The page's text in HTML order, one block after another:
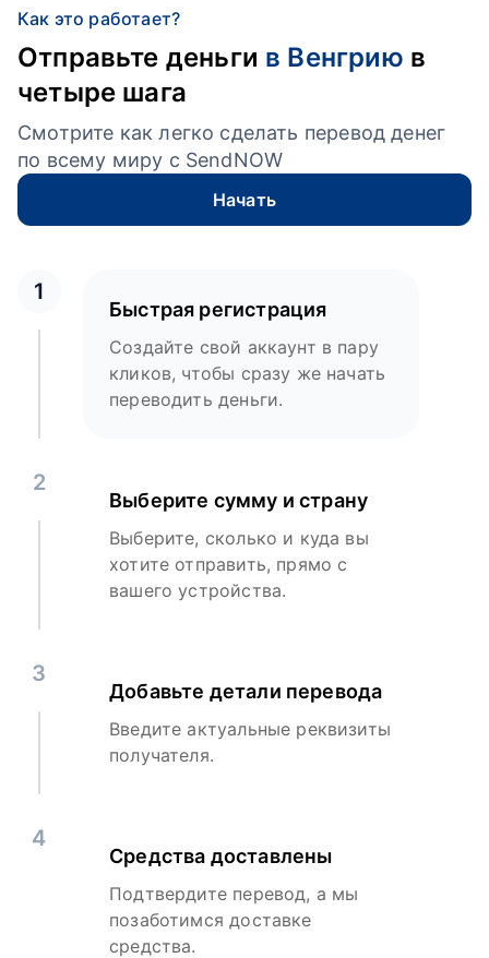
Как это работает?
Отправьте деньги в Венгрию в
четыре шага
Смотрите как легко сделать перевод денег
по всему миру с SendNOW
Начать
1
Быстрая регистрация
Создайте свой аккаунт в пару
кликов, чтобы сразу же начать
переводить деньги.
2
Выберите сумму и страну
Выберите, сколько и куда вы
хотите отправить, прямо с
вашего устройства.
3
Добавьте детали перевода
Введите актуальные реквизиты
получателя.
4
Средства доставлены
Подтвердите перевод, а мы
позаботимся доставке
средства.